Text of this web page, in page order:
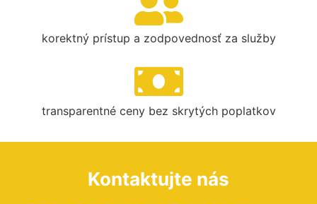
korektný prístup a zodpovednosť za služby
transparentné ceny bez skrytých poplatkov
Kontaktujte nás